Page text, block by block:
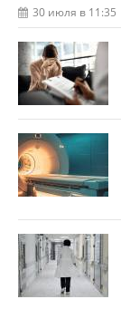
30 июля в 11:35